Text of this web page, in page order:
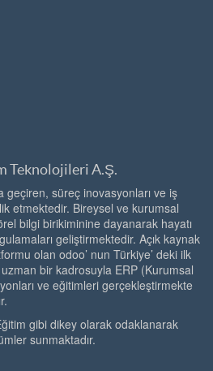
Teknolojileri A.Ş.
geçiren, süreç inovasyonları ve iş
etmektedir. Bireysel ve kurumsal
bilgi birikiminine dayanarak hayatı
geliştirmektedir. Açık kaynak
olan odoo’ nun Türkiye’ deki ilk
bir kadrosuyla ERP (Kurumsal
ve eğitimleri gerçekleştirmekte
gibi dikey olarak odaklanarak
sunmaktadır.